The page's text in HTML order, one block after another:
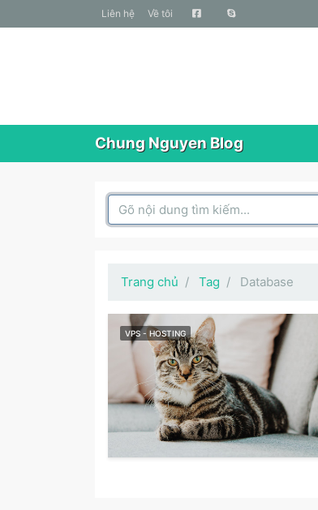
liên hệ Về tôi
Chung Nguyen Blog
Search Box
Trang chủ Tag Database
VPS - HOSTING